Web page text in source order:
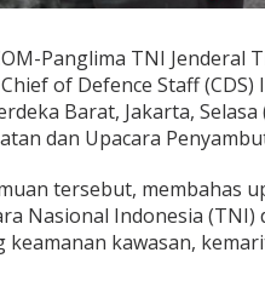
Panglima TNI
of Defence Staff (CDS)
Barat, Jakarta,
dan Upacara
tersebut, membahas
Nasional Indonesia
keamanan kawasan,